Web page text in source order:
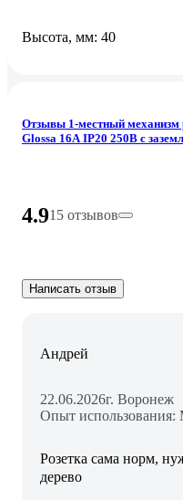
Высота, мм: 40
Отзывы 1-местный механизм
Glossa 16А IP20 250В с
4.915 отзывов
Написать отзыв
Андрей
22.06.2026г. Воронеж
Опыт использования:
Розетка сама норм,
дерево